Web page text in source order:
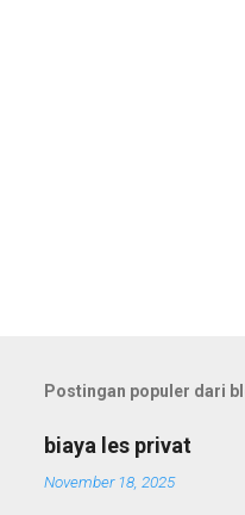
Postingan populer dari
biaya les privat
November 18, 2025